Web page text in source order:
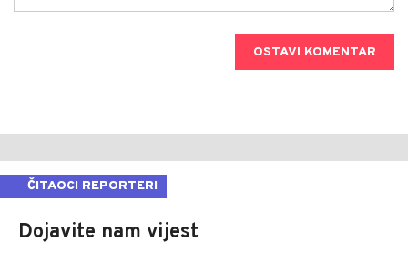
OSTAVI KOMENTAR
ČITAOCI REPORTERI
Dojavite nam vijest